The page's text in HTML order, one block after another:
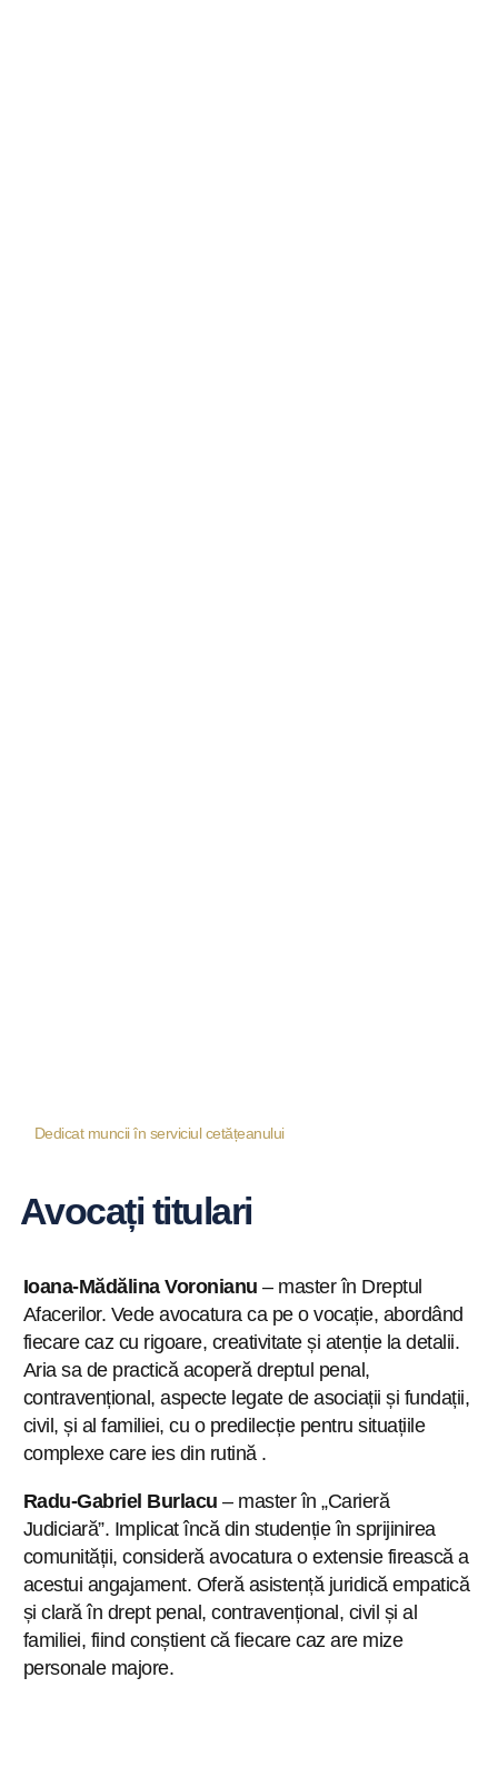
Dedicat muncii în serviciul cetățeanului
Avocați titulari
Ioana-Mădălina Voronianu – master în Dreptul
Afacerilor. Vede avocatura ca pe o vocație, abordând
fiecare caz cu rigoare, creativitate și atenție la detalii.
Aria sa de practică acoperă dreptul penal,
contravențional, aspecte legate de asociații și fundații,
civil, și al familiei, cu o predilecție pentru situațiile
complexe care ies din rutină .
Radu-Gabriel Burlacu – master în „Carieră
Judiciară”. Implicat încă din studenție în sprijinirea
comunității, consideră avocatura o extensie firească a
acestui angajament. Oferă asistență juridică empatică
și clară în drept penal, contravențional, civil și al
familiei, fiind conștient că fiecare caz are mize
personale majore.